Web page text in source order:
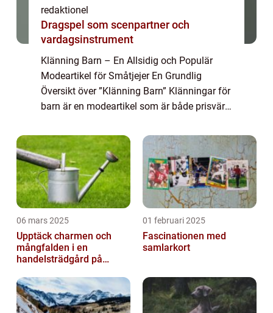
redaktionel
Dragspel som scenpartner och
vardagsinstrument
Klänning Barn – En Allsidig och Populär
Modeartikel för Småtjejer En Grundlig
Översikt över ”Klänning Barn” Klänningar för
barn är en modeartikel som är både prisvärd
klänningar är designade för at...
06 mars 2025
Upptäck charmen och
mångfalden i en
handelsträdgård på
01 februari 2025
Fascinationen med
samlarkort